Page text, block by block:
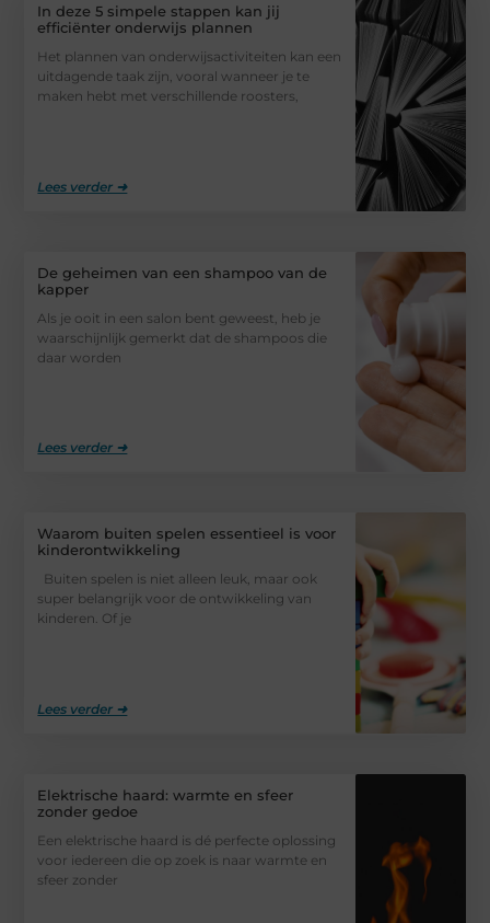
In deze 5 simpele stappen kan jij
efficiënter onderwijs plannen
Het plannen van onderwijsactiviteiten kan een
uitdagende taak zijn, vooral wanneer je te
maken hebt met verschillende roosters,
Lees verder ➜
De geheimen van een shampoo van de
kapper
Als je ooit in een salon bent geweest, heb je
waarschijnlijk gemerkt dat de shampoos die
daar worden
Lees verder ➜
Waarom buiten spelen essentieel is voor
kinderontwikkeling
Buiten spelen is niet alleen leuk, maar ook
super belangrijk voor de ontwikkeling van
kinderen. Of je
Lees verder ➜
Elektrische haard: warmte en sfeer
zonder gedoe
Een elektrische haard is dé perfecte oplossing
voor iedereen die op zoek is naar warmte en
sfeer zonder